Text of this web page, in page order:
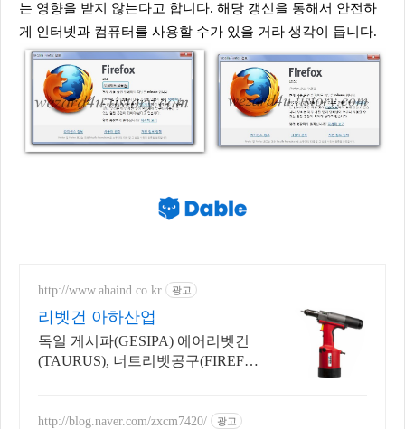
는 영향을 받지 않는다고 합니다. 해당 갱신을 통해서 안전하
게 인터넷과 컴퓨터를 사용할 수가 있을 거라 생각이 듭니다.
http://www.ahaind.co.kr 광고
리벳건 아하산업
독일 게시파(GESIPA) 에어리벳건
(TAURUS), 너트리벳공구(FIREFO
http://blog.naver.com/zxcm7420/ 광고